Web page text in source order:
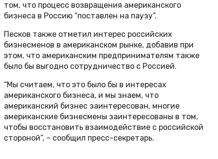
том, что процесс возвращения американского
бизнеса в Россию “поставлен на паузу”.
Песков также отметил интерес российских
бизнесменов в американском рынке, добавив при
этом, что американским предпринимателям также
было бы выгодно сотрудничество с Россией.
“Мы считаем, что это было бы в интересах
американского бизнеса, и мы знаем, что
американский бизнес заинтересован, многие
американские бизнесмены заинтересованы в том,
чтобы восстановить взаимодействие с российской
стороной”, – сообщил пресс-секретарь.